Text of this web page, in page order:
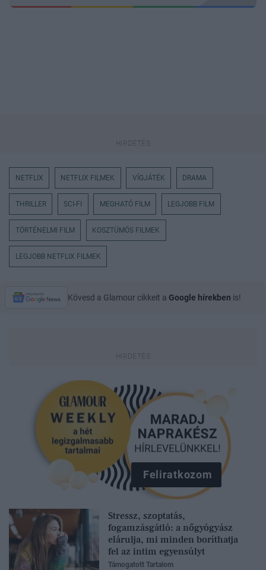
NETFLIX NETFLIX FILMEK VÍGJÁTÉK DRAMA
THRILLER SCI-FI MEGHATÓ FILM LEGJOBB FILM
TÖRTÉNELMI FILM KOSZTÜMÖS FILMEK
LEGJOBB NETFLIX FILMEK
Kövesd a Glamour cikkeit a Google hírekben is!
Feliratkozom
Stressz, szoptatás,
fogamzásgátló: a nőgyógyász
elárulja, mi minden boríthatja
fel az intim egyensúlyt
Támogatott Tartalom